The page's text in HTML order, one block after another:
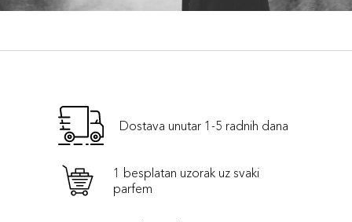
Dostava unutar 1-5 radnih dana
1 besplatan uzorak uz svaki
parfem